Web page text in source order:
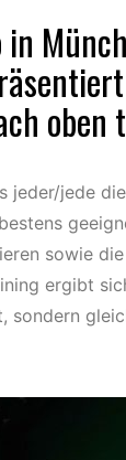
in
oben
jeder/jede
sowie
ergibt
sondern